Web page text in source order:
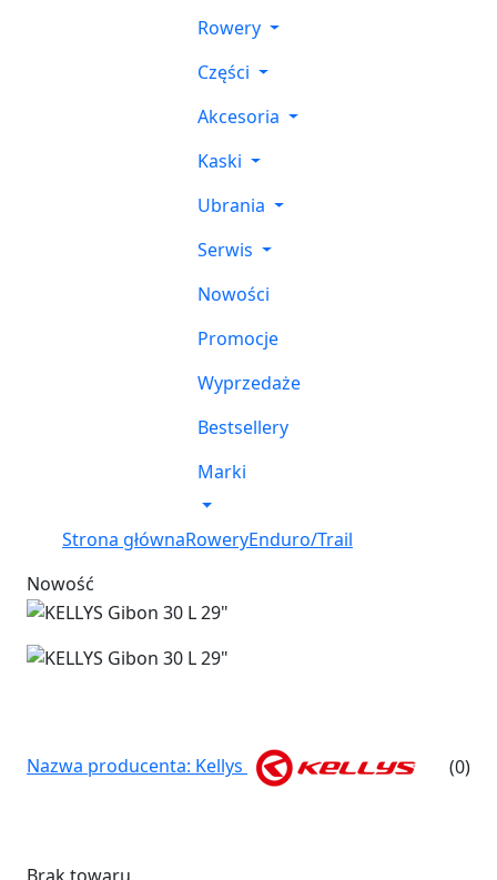
Rowery
Części
Akcesoria
Kaski
Ubrania
Serwis
Nowości
Promocje
Wyprzedaże
Bestsellery
Marki
Strona głównaRoweryEnduro/Trail
Nowość
Nazwa producenta: Kellys (0)